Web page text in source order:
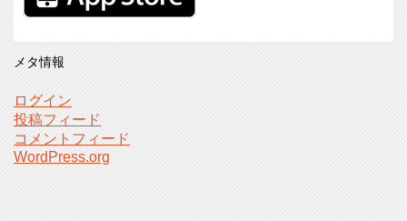
メタ情報
ログイン
投稿フィード
コメントフィード
WordPress.org